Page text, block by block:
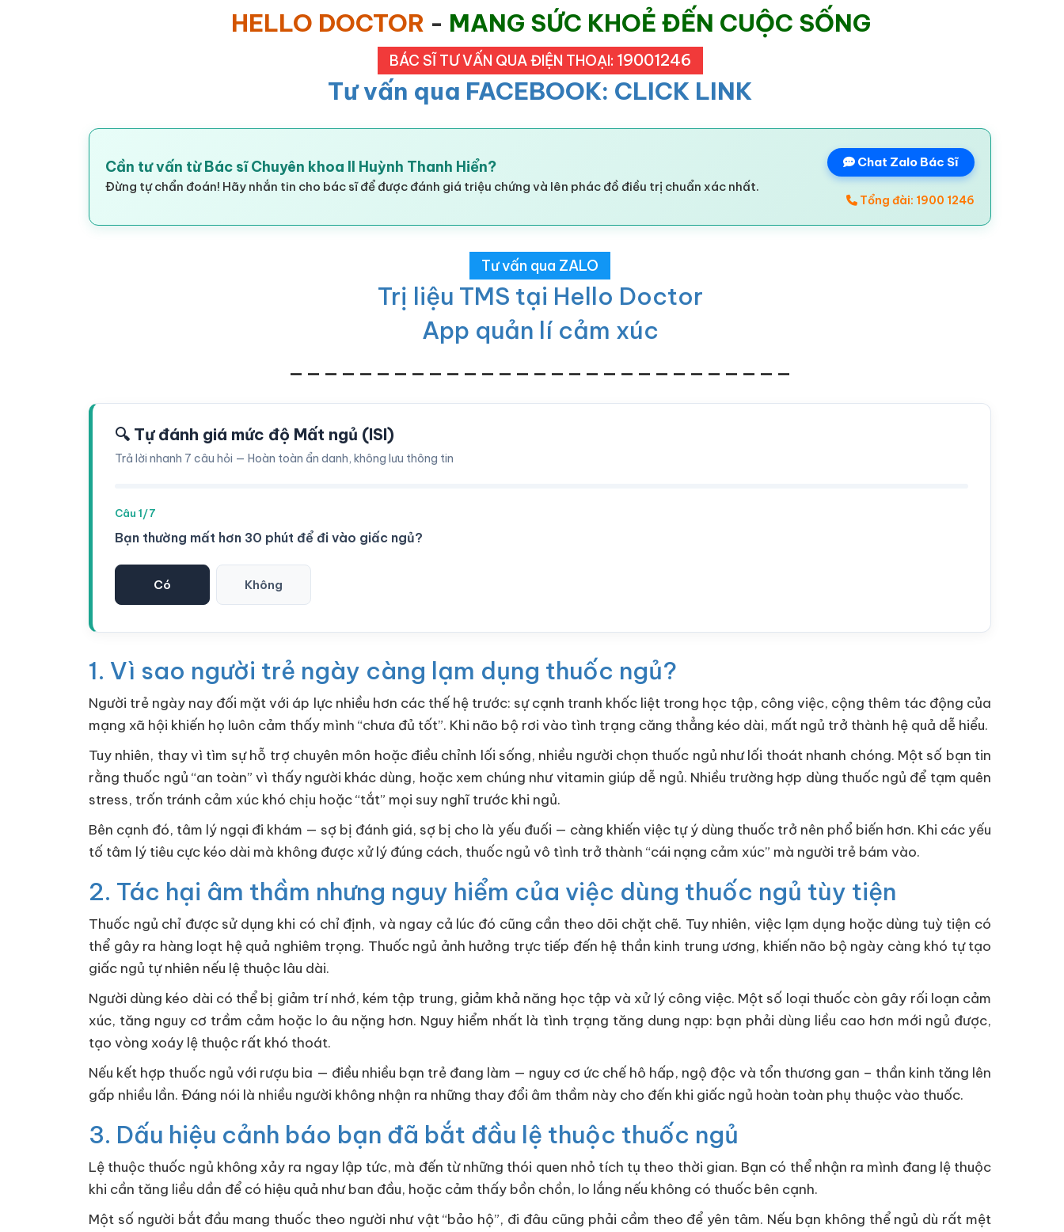
HELLO DOCTOR - MANG SỨC KHOẺ ĐẾN CUỘC SỐNG
BÁC SĨ TƯ VẤN QUA ĐIỆN THOẠI: 19001246
Tư vấn qua FACEBOOK: CLICK LINK
Cần tư vấn từ Bác sĩ Chuyên khoa II Huỳnh Thanh Hiển?
Đừng tự chẩn đoán! Hãy nhắn tin cho bác sĩ để được đánh giá triệu chứng và lên phác đồ điều trị chuẩn xác nhất.
Chat Zalo Bác Sĩ
Tổng đài: 1900 1246
Tư vấn qua ZALO
Trị liệu TMS tại Hello Doctor
App quản lí cảm xúc
🔍 Tự đánh giá mức độ Mất ngủ (ISI)
Trả lời nhanh 7 câu hỏi — Hoàn toàn ẩn danh, không lưu thông tin
Câu 1/7
Bạn thường mất hơn 30 phút để đi vào giấc ngủ?
Có Không
1. Vì sao người trẻ ngày càng lạm dụng thuốc ngủ?
Người trẻ ngày nay đối mặt với áp lực nhiều hơn các thế hệ trước: sự cạnh tranh khốc liệt trong học tập, công việc, cộng thêm tác động của
mạng xã hội khiến họ luôn cảm thấy mình “chưa đủ tốt”. Khi não bộ rơi vào tình trạng căng thẳng kéo dài, mất ngủ trở thành hệ quả dễ hiểu.
Tuy nhiên, thay vì tìm sự hỗ trợ chuyên môn hoặc điều chỉnh lối sống, nhiều người chọn thuốc ngủ như lối thoát nhanh chóng. Một số bạn tin
rằng thuốc ngủ “an toàn” vì thấy người khác dùng, hoặc xem chúng như vitamin giúp dễ ngủ. Nhiều trường hợp dùng thuốc ngủ để tạm quên
stress, trốn tránh cảm xúc khó chịu hoặc “tắt” mọi suy nghĩ trước khi ngủ.
Bên cạnh đó, tâm lý ngại đi khám — sợ bị đánh giá, sợ bị cho là yếu đuối — càng khiến việc tự ý dùng thuốc trở nên phổ biến hơn. Khi các yếu
tố tâm lý tiêu cực kéo dài mà không được xử lý đúng cách, thuốc ngủ vô tình trở thành “cái nạng cảm xúc” mà người trẻ bám vào.
2. Tác hại âm thầm nhưng nguy hiểm của việc dùng thuốc ngủ tùy tiện
Thuốc ngủ chỉ được sử dụng khi có chỉ định, và ngay cả lúc đó cũng cần theo dõi chặt chẽ. Tuy nhiên, việc lạm dụng hoặc dùng tuỳ tiện có
thể gây ra hàng loạt hệ quả nghiêm trọng. Thuốc ngủ ảnh hưởng trực tiếp đến hệ thần kinh trung ương, khiến não bộ ngày càng khó tự tạo
giấc ngủ tự nhiên nếu lệ thuộc lâu dài.
Người dùng kéo dài có thể bị giảm trí nhớ, kém tập trung, giảm khả năng học tập và xử lý công việc. Một số loại thuốc còn gây rối loạn cảm
xúc, tăng nguy cơ trầm cảm hoặc lo âu nặng hơn. Nguy hiểm nhất là tình trạng tăng dung nạp: bạn phải dùng liều cao hơn mới ngủ được,
tạo vòng xoáy lệ thuộc rất khó thoát.
Nếu kết hợp thuốc ngủ với rượu bia — điều nhiều bạn trẻ đang làm — nguy cơ ức chế hô hấp, ngộ độc và tổn thương gan – thần kinh tăng lên
gấp nhiều lần. Đáng nói là nhiều người không nhận ra những thay đổi âm thầm này cho đến khi giấc ngủ hoàn toàn phụ thuộc vào thuốc.
3. Dấu hiệu cảnh báo bạn đã bắt đầu lệ thuộc thuốc ngủ
Lệ thuộc thuốc ngủ không xảy ra ngay lập tức, mà đến từ những thói quen nhỏ tích tụ theo thời gian. Bạn có thể nhận ra mình đang lệ thuộc
khi cần tăng liều dần để có hiệu quả như ban đầu, hoặc cảm thấy bồn chồn, lo lắng nếu không có thuốc bên cạnh.
Một số người bắt đầu mang thuốc theo người như vật “bảo hộ”, đi đâu cũng phải cầm theo để yên tâm. Nếu bạn không thể ngủ dù rất mệt